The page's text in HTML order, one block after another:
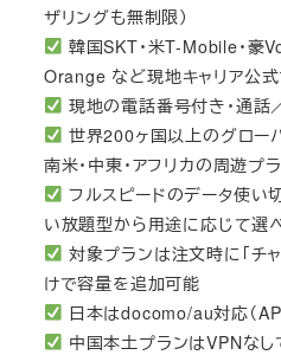
ザリングも無制限）
韓国SKT・米T-Mobile・豪
Orange など現地キャリア公
現地の電話番号付き・通話
世界200ヶ国以上のグロー
南米・中東・アフリカの周遊プ
フルスピードのデータ使い
い放題型から用途に応じて選
対象プランは注文時に「チ
けで容量を追加可能
日本はdocomo/au対応（
中国本土プランはVPNなし